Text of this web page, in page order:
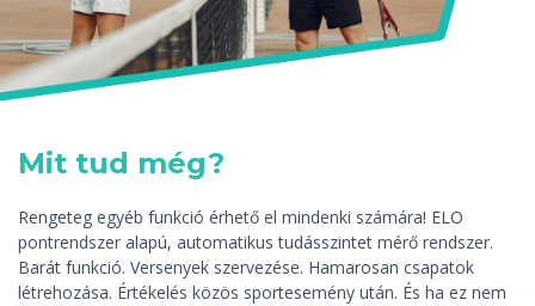
Mit tud még?
Rengeteg egyéb funkció érhető el mindenki számára! ELO
pontrendszer alapú, automatikus tudásszintet mérő rendszer.
Barát funkció. Versenyek szervezése. Hamarosan csapatok
létrehozása. Értékelés közös sportesemény után. És ha ez nem